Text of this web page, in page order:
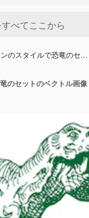
のスタイルで恐竜のセ…
のセットのベクトル画像